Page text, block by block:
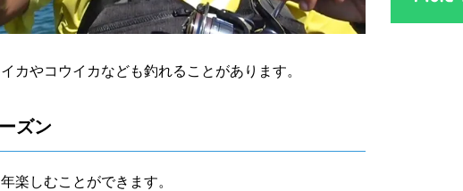
カやコウイカなども釣れることがあります。
ズン
楽しむことができます。